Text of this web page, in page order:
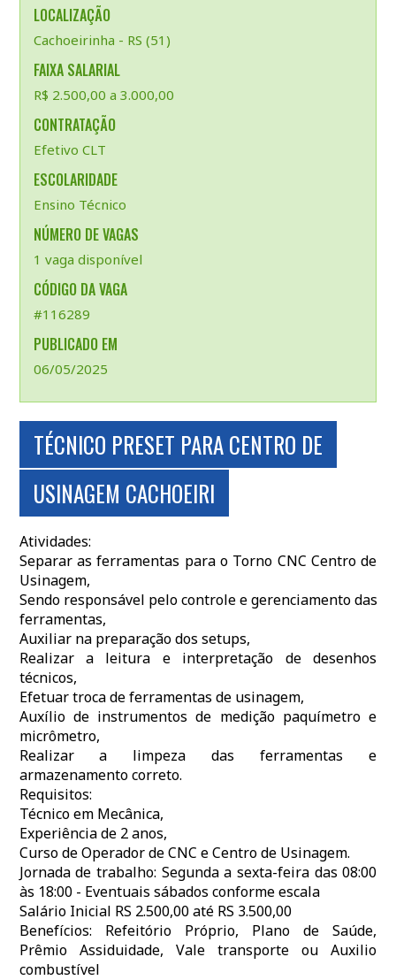
LOCALIZAÇÃO
Cachoeirinha - RS (51)
FAIXA SALARIAL
R$ 2.500,00 a 3.000,00
CONTRATAÇÃO
Efetivo CLT
ESCOLARIDADE
Ensino Técnico
NÚMERO DE VAGAS
1 vaga disponível
CÓDIGO DA VAGA
#116289
PUBLICADO EM
06/05/2025
TÉCNICO PRESET PARA CENTRO DE
USINAGEM CACHOEIRI
Atividades:
Separar as ferramentas para o Torno CNC Centro de
Usinagem,
Sendo responsável pelo controle e gerenciamento das
ferramentas,
Auxiliar na preparação dos setups,
Realizar a leitura e interpretação de desenhos
técnicos,
Efetuar troca de ferramentas de usinagem,
Auxílio de instrumentos de medição paquímetro e
micrômetro,
Realizar a limpeza das ferramentas e
armazenamento correto.
Requisitos:
Técnico em Mecânica,
Experiência de 2 anos,
Curso de Operador de CNC e Centro de Usinagem.
Jornada de trabalho: Segunda a sexta-feira das 08:00
às 18:00 - Eventuais sábados conforme escala
Salário Inicial RS 2.500,00 até RS 3.500,00
Benefícios: Refeitório Próprio, Plano de Saúde,
Prêmio Assiduidade, Vale transporte ou Auxilio
combustível